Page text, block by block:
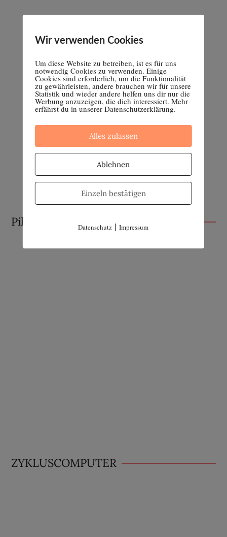
Pille absetzen
ZYKLUSCOMPUTER
Wir verwenden Cookies
Um diese Website zu betreiben, ist es für uns
notwendig Cookies zu verwenden. Einige
Cookies sind erforderlich, um die Funktionalität
zu gewährleisten, andere brauchen wir für unsere
Statistik und wieder andere helfen uns dir nur die
Werbung anzuzeigen, die dich interessiert. Mehr
erfährst du in unserer Datenschutzerklärung.
Alles zulassen
Ablehnen
Einzeln bestätigen
Datenschutz |Impressum